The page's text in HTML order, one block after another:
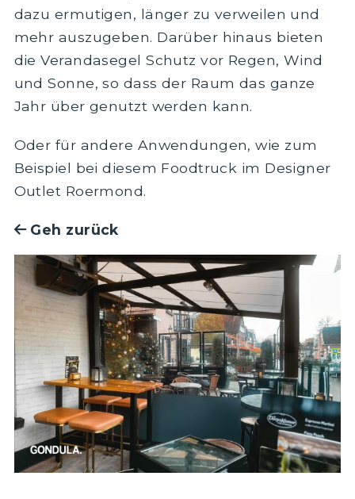
dazu ermutigen, länger zu verweilen und
mehr auszugeben. Darüber hinaus bieten
die Verandasegel Schutz vor Regen, Wind
und Sonne, so dass der Raum das ganze
Jahr über genutzt werden kann.
Oder für andere Anwendungen, wie zum
Beispiel bei diesem Foodtruck im Designer
Outlet Roermond.
Geh zurück